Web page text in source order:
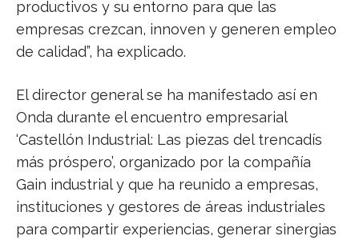
productivos y su entorno para que las
empresas crezcan, innoven y generen empleo
de calidad”, ha explicado.
El director general se ha manifestado así en
Onda durante el encuentro empresarial
‘Castellón Industrial: Las piezas del trencadís
más próspero’, organizado por la compañía
Gain industrial y que ha reunido a empresas,
instituciones y gestores de áreas industriales
para compartir experiencias, generar sinergias